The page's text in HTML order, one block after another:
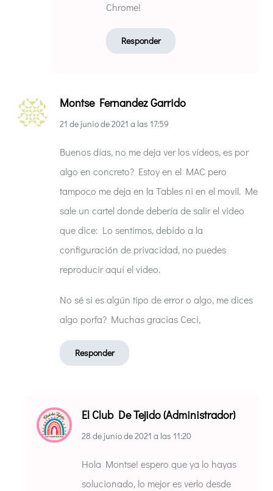
Chrome!
Responder
Montse Fernandez Garrido
21 de junio de 2021 a las 17:59
Buenos días, no me deja ver los vídeos, es por
algo en concreto? Estoy en el MAC pero
tampoco me deja en la Tables ni en el movil. Me
sale un cartel donde debería de salir el video
que dice: Lo sentimos, debido a la
configuración de privacidad, no puedes
reproducir aquí el video.
No sé si es algún tipo de error o algo, me dices
algo porfa? Muchas gracias Ceci,
Responder
El Club De Tejido (Administrador)
28 de junio de 2021 a las 11:20
Hola Montse! espero que ya lo hayas
solucionado, lo mejor es verlo desde